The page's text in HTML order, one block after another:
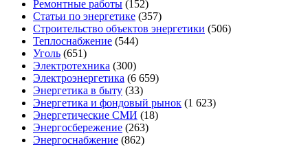
Ремонтные работы (152)
Статьи по энергетике (357)
Строительство объектов энергетики (506)
Теплоснабжение (544)
Уголь (651)
Электротехника (300)
Электроэнергетика (6 659)
Энергетика в быту (33)
Энергетика и фондовый рынок (1 623)
Энергетические СМИ (18)
Энергосбережение (263)
Энергоснабжение (862)